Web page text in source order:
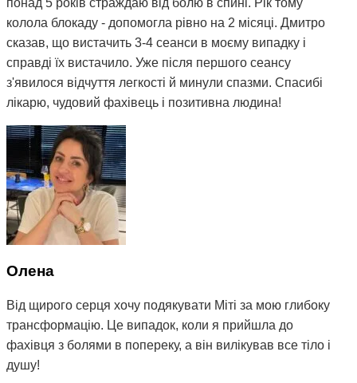
колола блокаду - допомогла рівно на 2 місяці. Дмитро
сказав, що вистачить 3-4 сеанси в моєму випадку і
справді їх вистачило. Уже після першого сеансу
з'явилося відчуття легкості й минули спазми. Спасибі
лікарю, чудовий фахівець і позитивна людина!
Олена
Від щирого серця хочу подякувати Міті за мою глибоку
трансформацію. Це випадок, коли я прийшла до
фахівця з болями в попереку, а він вилікував все тіло і
душу!